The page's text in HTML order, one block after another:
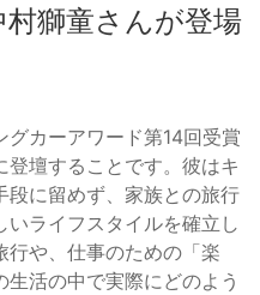
獅童さんが登場
カーアワード第14回受賞
壇することです。彼はキ
段に留めず、家族との旅行
ライフスタイルを確立し
行や、仕事のための「楽
活の中で実際にどのよう